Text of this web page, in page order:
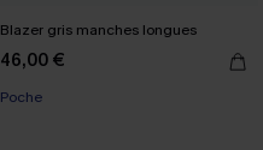
Blazer gris manches longues
46,00 €
Poche